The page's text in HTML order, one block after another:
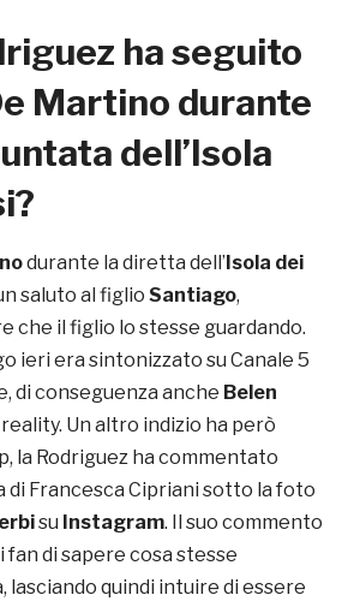
ha seguito
Martino durante
dell’Isola
durante la diretta dell’ Isola dei
saluto al figlio Santiago,
che il figlio lo stesse guardando.
ieri era sintonizzato su Canale 5
di conseguenza anche Belen
Un altro indizio ha però
la Rodriguez ha commentato
di Francesca Cipriani sotto la foto
su Instagram. Il suo commento
fan di sapere cosa stesse
lasciando quindi intuire di essere